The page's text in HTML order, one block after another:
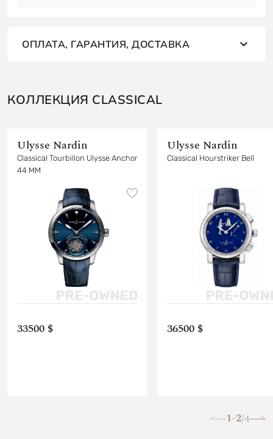
ОПЛАТА, ГАРАНТИЯ, ДОСТАВКА
КОЛЛЕКЦИЯ CLASSICAL
Ulysse Nardin
Classical Tourbillon Ulysse Anchor
44 MM
33500 $
Ulysse Nardin
Classical Hourstriker Bell
36500 $
1-2/4